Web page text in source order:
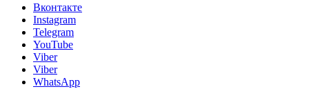
Вконтакте
Instagram
Telegram
YouTube
Viber
Viber
WhatsApp